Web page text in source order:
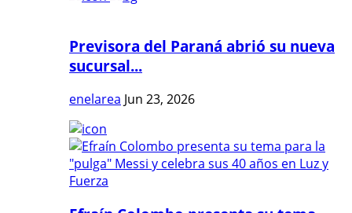
Previsora del Paraná abrió su nueva
sucursal...
enelarea Jun 23, 2026